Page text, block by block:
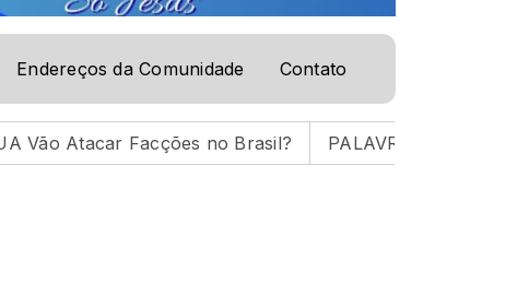
Endereços da Comunidade Contato
Facções no Brasil? PALAVRA DE VIDA | 05.08.26 |